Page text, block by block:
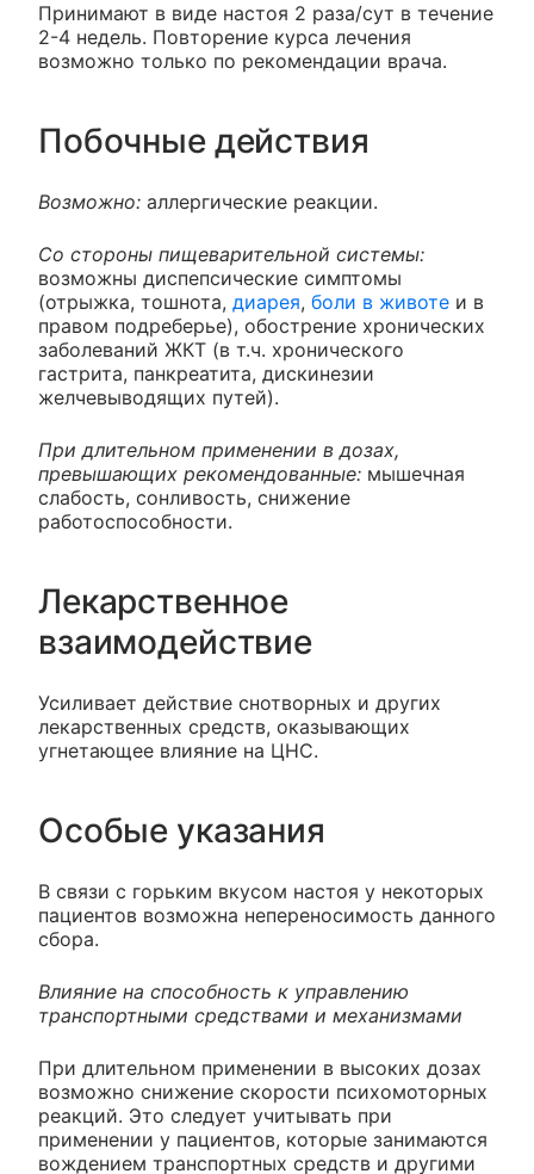
Принимают в виде настоя 2 раза/сут в течение
2-4 недель. Повторение курса лечения
возможно только по рекомендации врача.
Побочные действия
Возможно: аллергические реакции.
Со стороны пищеварительной системы:
возможны диспепсические симптомы
(отрыжка, тошнота, диарея, боли в животе и в
правом подреберье), обострение хронических
заболеваний ЖКТ (в т.ч. хронического
гастрита, панкреатита, дискинезии
желчевыводящих путей).
При длительном применении в дозах,
превышающих рекомендованные: мышечная
слабость, сонливость, снижение
работоспособности.
Лекарственное
взаимодействие
Усиливает действие снотворных и других
лекарственных средств, оказывающих
угнетающее влияние на ЦНС.
Особые указания
В связи с горьким вкусом настоя у некоторых
пациентов возможна непереносимость данного
сбора.
Влияние на способность к управлению
транспортными средствами и механизмами
При длительном применении в высоких дозах
возможно снижение скорости психомоторных
реакций. Это следует учитывать при
применении у пациентов, которые занимаются
вождением транспортных средств и другими